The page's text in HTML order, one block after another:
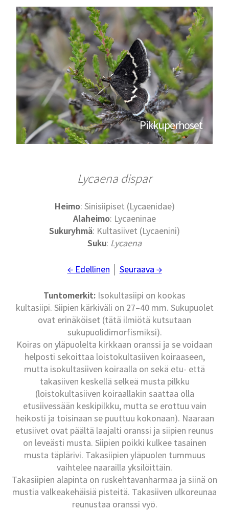
Pikkuperhoset
Lycaena dispar
Heimo: Sinisiipiset (Lycaenidae)
Alaheimo: Lycaeninae
Sukuryhmä: Kultasiivet (Lycaenini)
Suku: Lycaena
← Edellinen Seuraava →
Tuntomerkit: Isokultasiipi on kookas
kultasiipi. Siipien kärkiväli on 27–40 mm. Sukupuolet
ovat erinäköiset (tätä ilmiötä kutsutaan
sukupuolidimorfismiksi).
Koiras on yläpuolelta kirkkaan oranssi ja se voidaan
helposti sekoittaa loistokultasiiven koiraaseen,
mutta isokultasiiven koiraalla on sekä etu- että
takasiiven keskellä selkeä musta pilkku
(loistokultasiiven koiraallakin saattaa olla
etusiivessään keskipilkku, mutta se erottuu vain
heikosti ja toisinaan se puuttuu kokonaan). Naaraan
etusiivet ovat päältä laajalti oranssi ja siipien reunus
on leveästi musta. Siipien poikki kulkee tasainen
musta täplärivi. Takasiipien yläpuolen tummuus
vaihtelee naarailla yksilöittäin.
Takasiipien alapinta on ruskehtavanharmaa ja siinä on
mustia valkeakehäisiä pisteitä. Takasiiven ulkoreunaa
reunustaa oranssi vyö.